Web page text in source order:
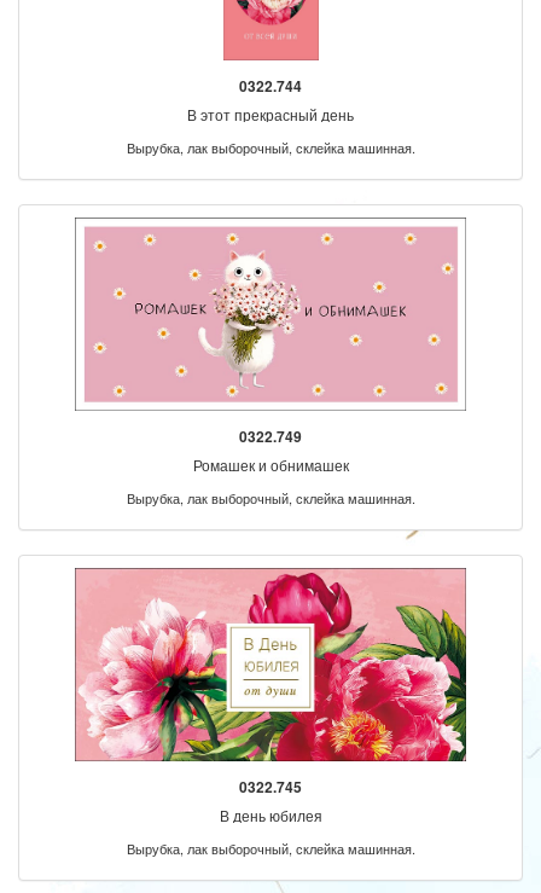
0322.744
В этот прекрасный день
Вырубка, лак выборочный, склейка машинная.
0322.749
Ромашек и обнимашек
Вырубка, лак выборочный, склейка машинная.
0322.745
В день юбилея
Вырубка, лак выборочный, склейка машинная.